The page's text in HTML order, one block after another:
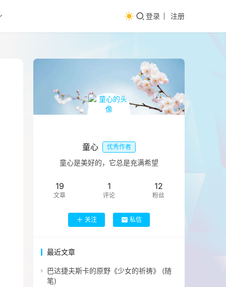
登录 注册
童心 优秀作者
童心是美好的，它总是充满希望
19
文章
1
评论
12
粉丝
关注 私信
最近文章
巴达捷夫斯卡的原野《少女的祈祷》 (随
笔)